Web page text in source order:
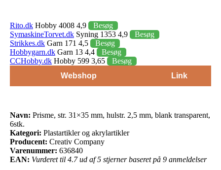
Rito.dk Hobby 4008 4,9
Besøg
SymaskineTorvet.dk Syning 1353 4,9
Besøg
Strikkes.dk Garn 171 4,5
Besøg
Hobbygarn.dk Garn 13 4,4
Besøg
CCHobby.dk Hobby 599 3,65
Besøg
Webshop
Link
Navn: Prisme, str. 31×35 mm, hulstr. 2,5 mm, blank transparent,
6stk.
Kategori: Plastartikler og akrylartikler
Producent: Creativ Company
Varenummer: 636840
EAN: Vurderet til 4.7 ud af 5 stjerner baseret på 9 anmeldelser